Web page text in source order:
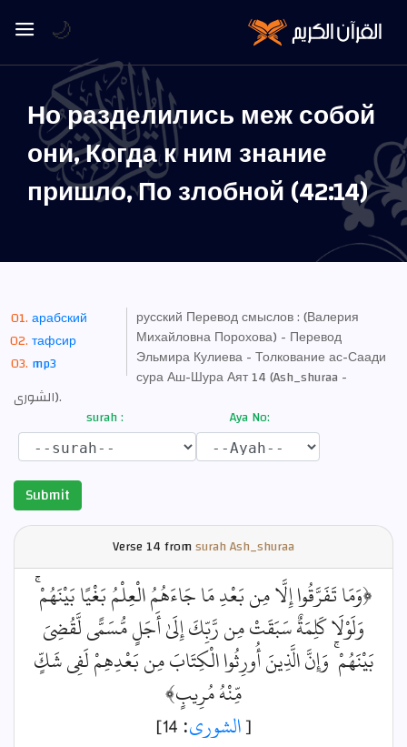
Но разделились меж собой
они, Когда к ним знание
пришло, По злобной (42:14)
арабский
тафсир
mp3
русский Перевод смыслов : (Валерия
Михайловна Порохова) - Перевод
Эльмира Кулиева - Толкование ас-Саади
сура Аш-Шура Аят 14 (Ash_shuraa -
الشورى).
surah :
Aya No:
Submit
Verse14 fromsurah Ash_shuraa
﴿وَمَا تَفَرَّقُوا إِلَّا مِن بَعْدِ مَا جَاءَهُمُ الْعِلْمُ بَغْيًا بَيْنَهُمْ ۚ
وَلَوْلَا كَلِمَةٌ سَبَقَتْ مِن رَّبِّكَ إِلَىٰ أَجَلٍ مُّسَمًّى لَّقُضِيَ
بَيْنَهُمْ ۚ وَإِنَّ الَّذِينَ أُورِثُوا الْكِتَابَ مِن بَعْدِهِمْ لَفِي شَكٍّ
مِّنْهُ مُرِيبٍ﴾
[الشورى: 14]
🌙